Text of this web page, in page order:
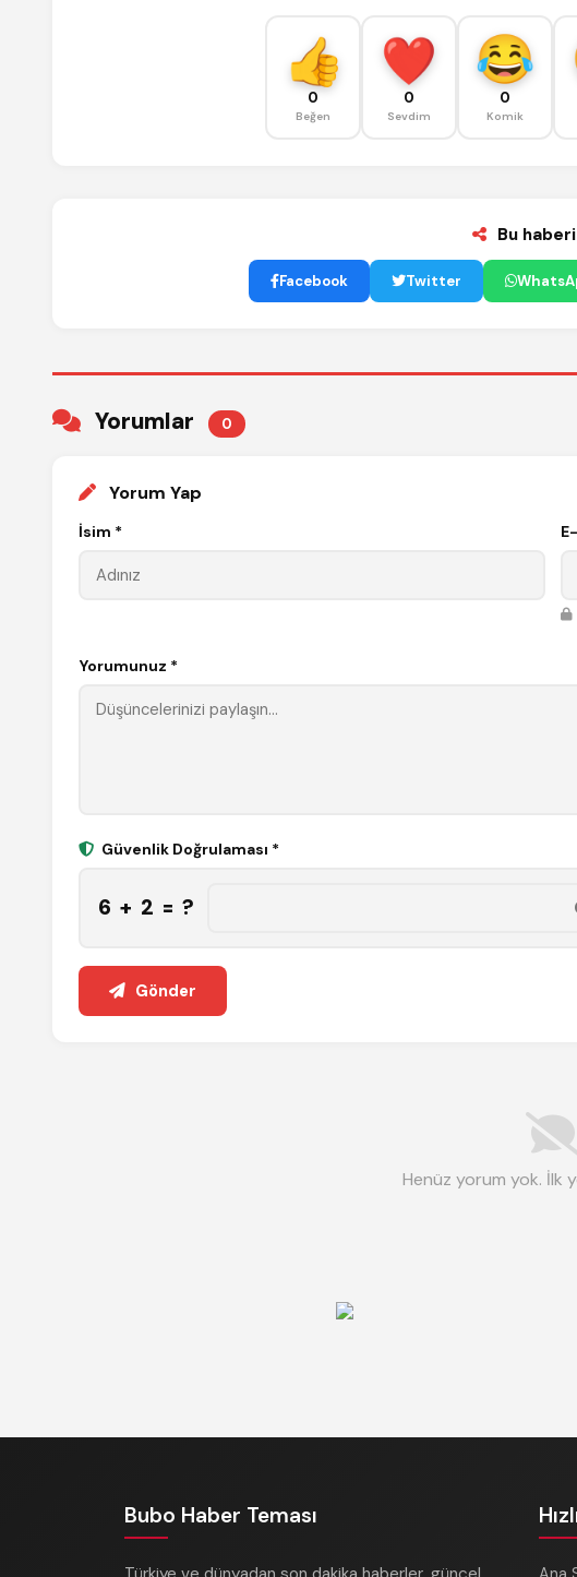
0
Beğen
0
Sevdim
0
Komik
Bu
Facebook Twitter
Yorumlar 0
Yorum Yap
İsim *
Yorumunuz *
Güvenlik Doğrulaması *
6 + 2 = ?
Gönder
Henüz yorum yok. İlk
Bubo Haber Teması